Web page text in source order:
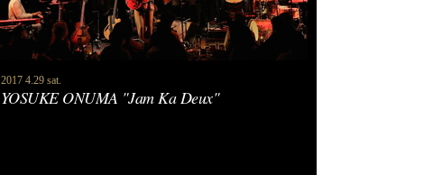
2017 4.29 sat.
YOSUKE ONUMA "Jam Ka Deux"